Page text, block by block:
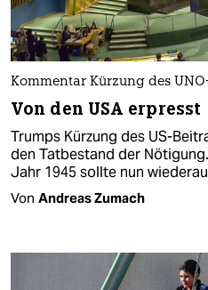
Kommentar Kürzung des
Von den USA erpresst
Trumps Kürzung des US-
den Tatbestand der
Jahr 1945 sollte nun
Von Andreas Zumach